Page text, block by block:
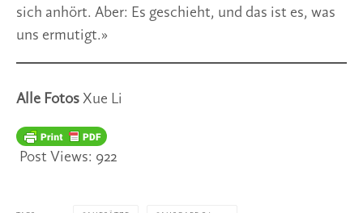
sich anhört. Aber: Es geschieht, und das ist es, was
uns ermutigt.»
Alle Fotos Xue Li
Post Views: 922